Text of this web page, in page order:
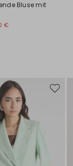
Bluse mit
€
Auf